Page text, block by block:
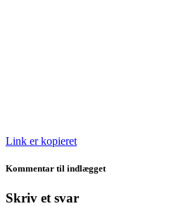
Link er kopieret
Kommentar til indlægget
Skriv et svar